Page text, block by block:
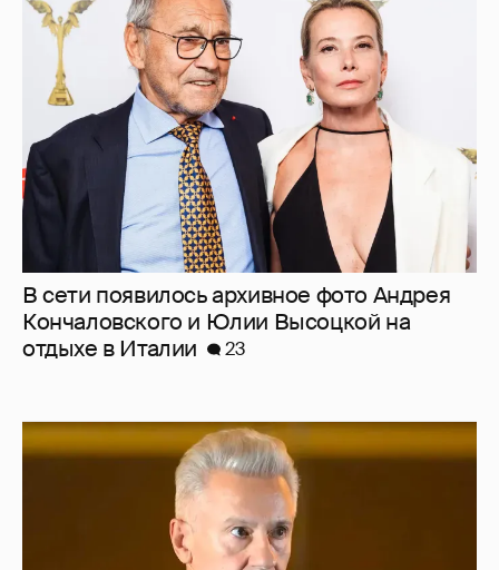
В сети появилось архивное фото Андрея
Кончаловского и Юлии Высоцкой на
отдыхе в Италии
23
"Сломанные судьбы". Олег Меньшиков
призвал закрыть неэффективные
театральные вузы в России